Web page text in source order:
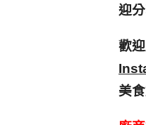
迎
歡
美